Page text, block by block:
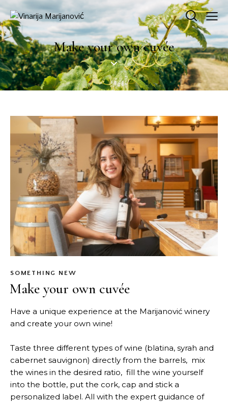
Make your own cuvée
SOMETHING NEW
Make your own cuvée
Have a unique experience at the Marijanović winery
and create your own wine!
Taste three different types of wine (blatina, syrah and
cabernet sauvignon) directly from the barrels, mix
the wines in the desired ratio, fill the wine yourself
into the bottle, put the cork, cap and stick a
personalized label. All with the expert guidance of